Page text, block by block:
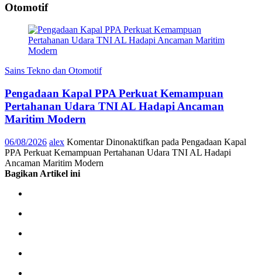
Otomotif
Sains Tekno dan Otomotif
Pengadaan Kapal PPA Perkuat Kemampuan
Pertahanan Udara TNI AL Hadapi Ancaman
Maritim Modern
06/08/2026 alex Komentar Dinonaktifkan pada Pengadaan Kapal
PPA Perkuat Kemampuan Pertahanan Udara TNI AL Hadapi
Ancaman Maritim Modern
Bagikan Artikel ini